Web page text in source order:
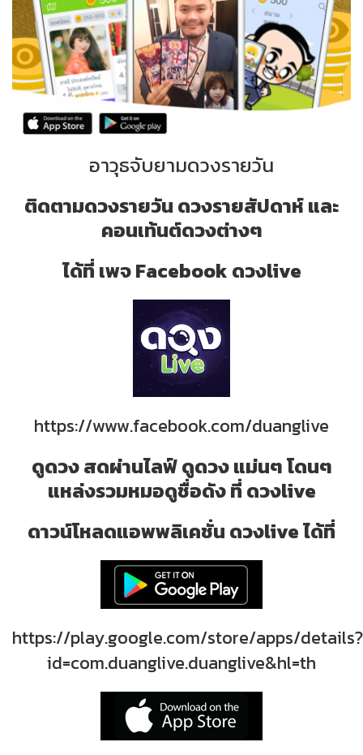
อาวุธจับยามดวงรายวัน
ติดตามดวงรายวัน ดวงรายสัปดาห์ และ
คอนเท้นต์ดวงต่างๆ
ได้ที่ เพจ Facebook ดวงlive
https://www.facebook.com/duanglive
ดูดวง สดผ่านไลฟ์ ดูดวง แม่นๆ โดนๆ
แหล่งรวมหมอดูชื่อดัง ที่ ดวงlive
ดาวน์โหลดแอพพลิเคชั่น ดวงlive ได้ที่
https://play.google.com/store/apps/details?
id=com.duanglive.duanglive&hl=th